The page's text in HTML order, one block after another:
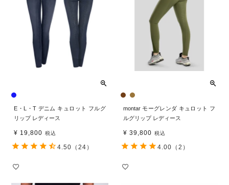
E・L・T デニム キュロット フルグ
リップ レディース
¥ 19,800 税込
4.50 （24）
montar モーグレンダ キュロット フ
ルグリップ レディース
¥ 39,800 税込
4.00 （2）